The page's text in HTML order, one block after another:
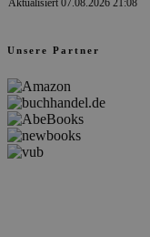
Aktualisiert 07.08.2026 21:08
Unsere Partner